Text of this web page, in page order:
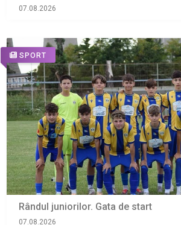
07.08.2026
SPORT
Rândul juniorilor. Gata de start
07.08.2026